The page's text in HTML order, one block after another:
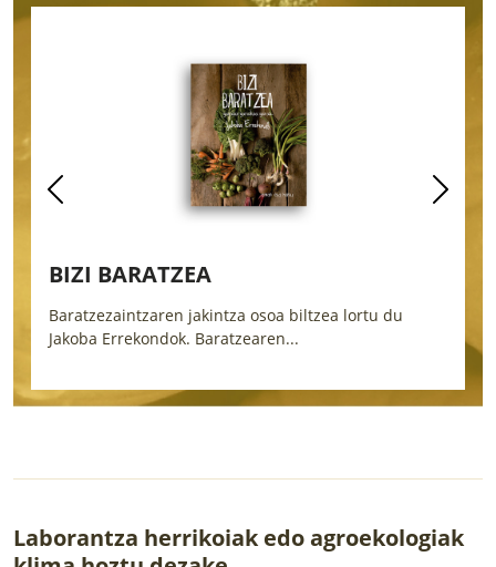
lortu du
ETXEKO LANDAREAK
Etxe barruko, balkoiko eta lorategiko 92
hobeto zaintzeko...
Laborantza herrikoiak edo agroekologiak